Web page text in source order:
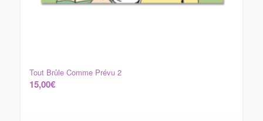
Tout Brûle Comme Prévu 2
15,00€